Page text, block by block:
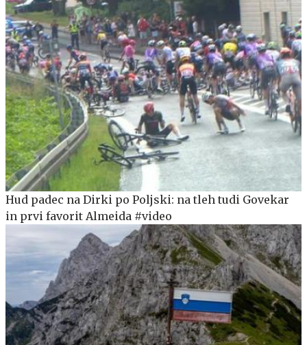
Hud padec na Dirki po Poljski: na tleh tudi Govekar
in prvi favorit Almeida #video